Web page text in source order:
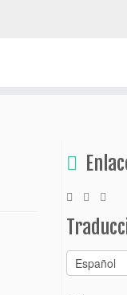
Bolivia